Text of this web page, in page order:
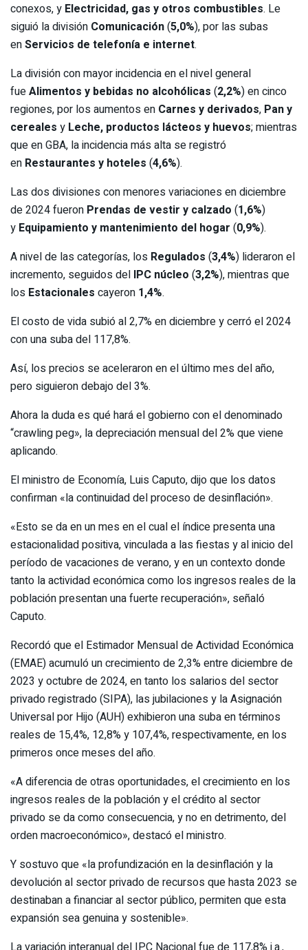
conexos, y Electricidad, gas y otros combustibles. Le
siguió la división Comunicación(5,0%), por las subas
enServicios de telefonía e internet.
La división con mayor incidencia en el nivel general
fueAlimentos y bebidas no alcohólicas (2,2%) en cinco
regiones, por los aumentos en Carnes y derivados, Pan y
cereales y Leche, productos lácteos y huevos; mientras
que en GBA, la incidencia más alta se registró
en Restaurantes y hoteles (4,6%).
Las dos divisiones con menores variaciones en diciembre
de 2024 fueron Prendas de vestir y calzado (1,6%)
y Equipamiento y mantenimiento del hogar (0,9%).
A nivel de las categorías, los Regulados (3,4%) lideraron el
incremento, seguidos del IPC núcleo (3,2%), mientras que
los Estacionales cayeron 1,4%.
El costo de vida subió al 2,7% en diciembre y cerró el 2024
con una suba del 117,8%.
Así, los precios se aceleraron en el último mes del año,
pero siguieron debajo del 3%.
Ahora la duda es qué hará el gobierno con el denominado
“crawling peg», la depreciación mensual del 2% que viene
aplicando.
El ministro de Economía, Luis Caputo, dijo que los datos
confirman «la continuidad del proceso de desinflación».
«Esto se da en un mes en el cual el índice presenta una
estacionalidad positiva, vinculada a las fiestas y al inicio del
período de vacaciones de verano, y en un contexto donde
tanto la actividad económica como los ingresos reales de la
población presentan una fuerte recuperación», señaló
Caputo.
Recordó que el Estimador Mensual de Actividad Económica
(EMAE) acumuló un crecimiento de 2,3% entre diciembre de
2023 y octubre de 2024, en tanto los salarios del sector
privado registrado (SIPA), las jubilaciones y la Asignación
Universal por Hijo (AUH) exhibieron una suba en términos
reales de 15,4%, 12,8% y 107,4%, respectivamente, en los
primeros once meses del año.
«A diferencia de otras oportunidades, el crecimiento en los
ingresos reales de la población y el crédito al sector
privado se da como consecuencia, y no en detrimento, del
orden macroeconómico», destacó el ministro.
Y sostuvo que «la profundización en la desinflación y la
devolución al sector privado de recursos que hasta 2023 se
destinaban a financiar al sector público, permiten que esta
expansión sea genuina y sostenible».